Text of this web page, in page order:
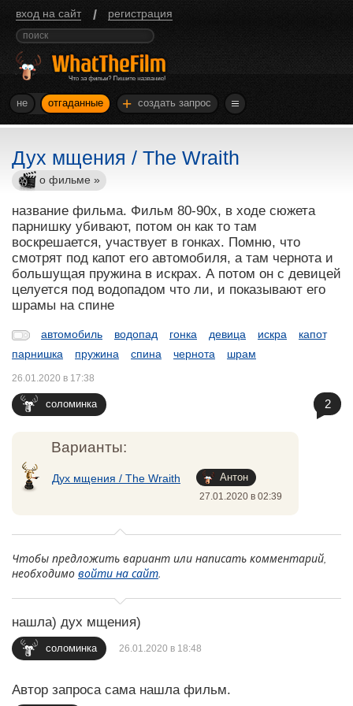
вход на сайт / регистрация
не отгаданные + создать запрос
Дух мщения / The Wraith
о фильме »
название фильма. Фильм 80-90х, в ходе сюжета
парнишку убивают, потом он как то там
воскрешается, участвует в гонках. Помню, что
смотрят под капот его автомобиля, а там чернота и
большущая пружина в искрах. А потом он с девицей
целуется под водопадом что ли, и показывают его
шрамы на спине
автомобиль водопад гонка девица искра
капот
парнишка
пружина спина чернота шрам
соломинка
26.01.2020 в 17:38
2
Варианты:
Дух мщения / The Wraith Антон
27.01.2020 в 02:39
Чтобы предложить вариант или написать комментарий,
необходимо войти на сайт.
нашла) дух мщения)
соломинка 26.01.2020 в 18:48
Автор запроса сама нашла фильм.